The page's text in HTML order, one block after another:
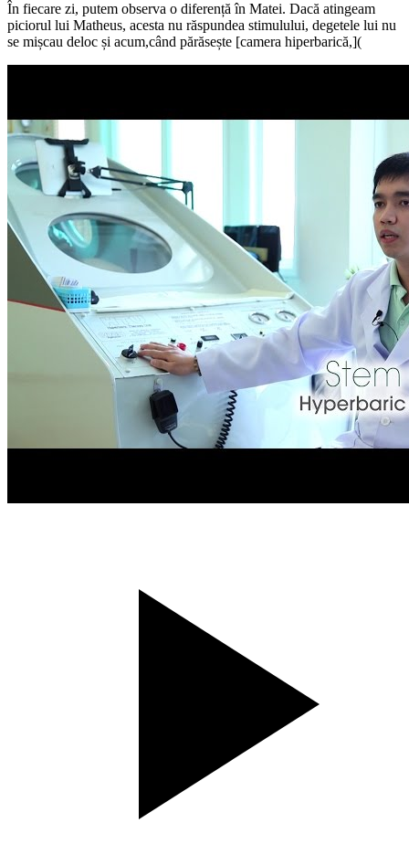
În fiecare zi, putem observa o diferență în Matei. Dacă atingeam
piciorul lui Matheus, acesta nu răspundea stimulului, degetele lui nu
se mișcau deloc și acum,când părăsește [camera hiperbarică,](